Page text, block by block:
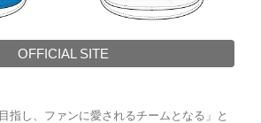
OFFICIAL SITE
指し、ファンに愛されるチームとなる」と